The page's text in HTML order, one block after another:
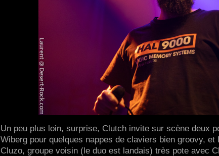
Un peu plus loin, surprise, Clutch invite sur scène deux
Wiberg pour quelques nappes de claviers bien groovy,
Cluzo, groupe voisin (le duo est landais) très pote avec